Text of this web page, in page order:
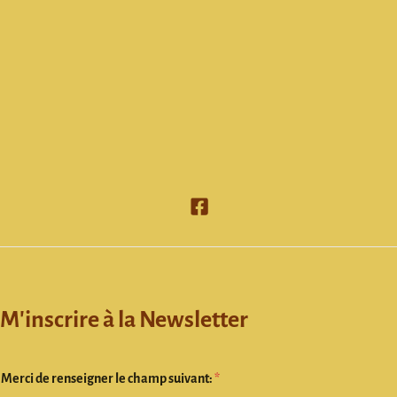
M'inscrire à la Newsletter
Merci de renseigner le champ suivant:*